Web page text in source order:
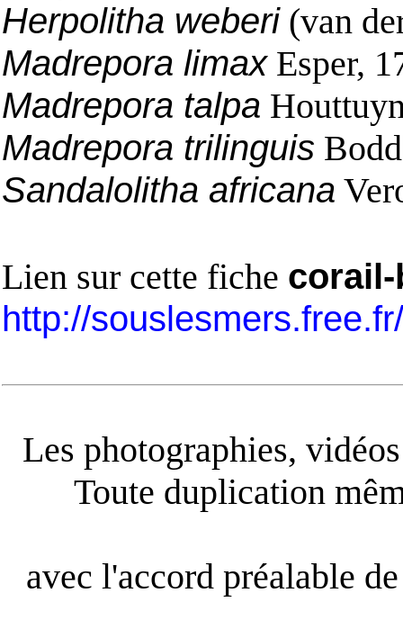
Herpolitha weberi(van
Madrepora limaxEsper,
Madrepora talpa
Madrepora trilinguis
Sandalolitha africana
Lien sur cette fiche
http://
Les photographies,
Toute duplication
avec l'accord préalable